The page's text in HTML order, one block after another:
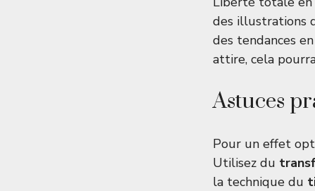
des illustrations
des tendances
attire, cela
Astuces
Pour un effet
Utilisez du
la technique du